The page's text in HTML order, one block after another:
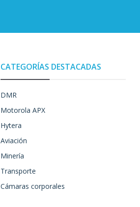
CATEGORÍAS DESTACADAS
DMR
Motorola APX
Hytera
Aviación
Minería
Transporte
Cámaras corporales